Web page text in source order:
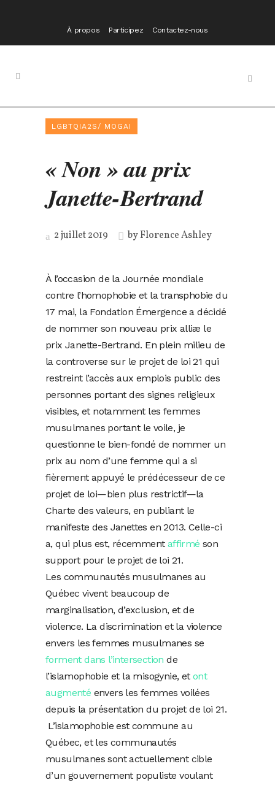
À propos Participez Contactez-nous
LGBTQIA2S/ MOGAI
« Non » au prix
Janette-Bertrand
2 juillet 2019 byFlorence Ashley
À l’occasion de la Journée mondiale
contre l’homophobie et la transphobie du
17 mai, la Fondation Émergence a décidé
de nommer son nouveau prix alliæ le
prix Janette-Bertrand. En plein milieu de
la controverse sur le projet de loi 21 qui
restreint l’accès aux emplois public des
personnes portant des signes religieux
visibles, et notamment les femmes
musulmanes portant le voile, je
questionne le bien-fondé de nommer un
prix au nom d’une femme qui a si
fièrement appuyé le prédécesseur de ce
projet de loi—bien plus restrictif—la
Charte des valeurs, en publiant le
manifeste des Janettes en 2013. Celle-ci
a, qui plus est, récemment affirmé son
support pour le projet de loi 21.
Les communautés musulmanes au
Québec vivent beaucoup de
marginalisation, d’exclusion, et de
violence. La discrimination et la violence
envers les femmes musulmanes se
forment dans l’intersection de
l’islamophobie et la misogynie, et ont
augmenté envers les femmes voilées
depuis la présentation du projet de loi 21.
L’islamophobie est commune au
Québec, et les communautés
musulmanes sont actuellement cible
d’un gouvernement populiste voulant